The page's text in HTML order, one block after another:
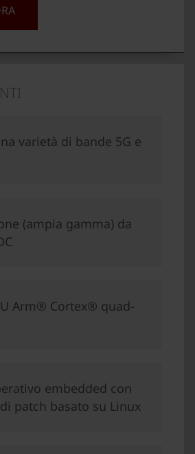
varietà di bande 5G e
(ampia gamma) da
Arm® Cortex® quad-
embedded con
patch basato su Linux